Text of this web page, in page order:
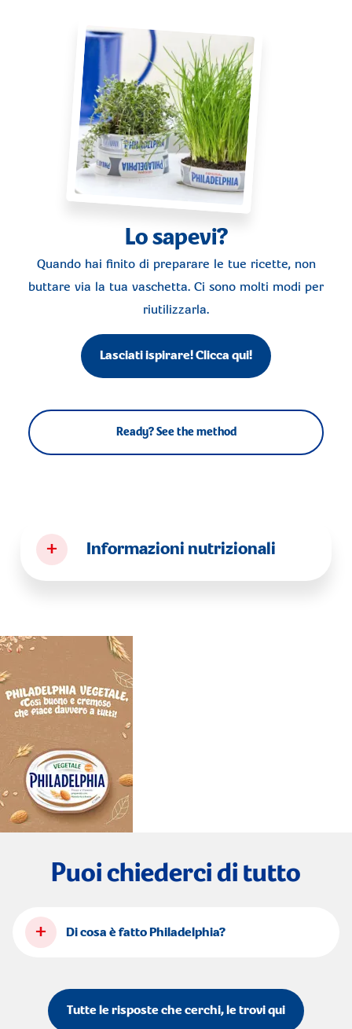
Lo sapevi?
Quando hai finito di preparare le tue ricette, non
buttare via la tua vaschetta. Ci sono molti modi per
riutilizzarla.
Lasciati ispirare! Clicca qui!
Ready? See the method
+ Informazioni nutrizionali
Puoi chiederci di tutto
+ Di cosa è fatto Philadelphia?
Tutte le risposte che cerchi, le trovi qui